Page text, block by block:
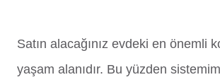
Satın alacağınız evdeki en önemli
yaşam alanıdır. Bu yüzden